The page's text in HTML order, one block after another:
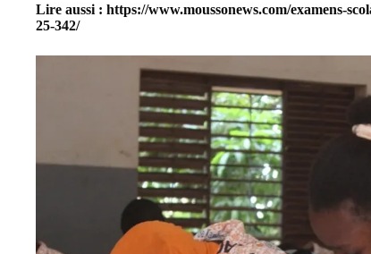
Lire aussi : https://www.moussonews.com/examens-
25-342/